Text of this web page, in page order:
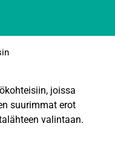
joissa
suurimmat erot
valintaan.